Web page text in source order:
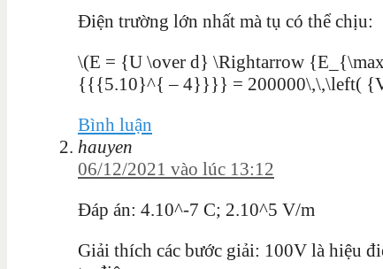
Điện trường lớn nhất mà tụ có thể chịu:
\(E = {U \over d} \Rightarrow
{{{5.10}^{ – 4}}}} = 200000\,\,\left(
Bình luận
hauyen
06/12/2021 vào lúc 13:12
Đáp án: 4.10^-7 C; 2.10^5 V/m
Giải thích các bước giải: 100V là hiệu